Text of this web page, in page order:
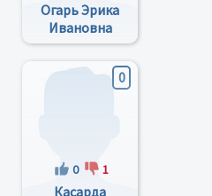
Огарь Эрика
Ивановна
0
0 1
Касарда